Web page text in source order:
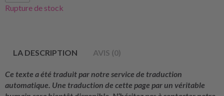
Rupture de stock
LA DESCRIPTION AVIS (0)
Ce texte a été traduit par notre service de traduction
automatique. Une traduction de cette page par un véritable